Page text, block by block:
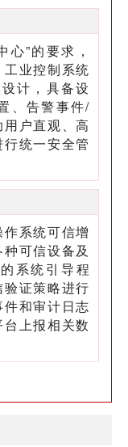
”的要求，
业控制系统
计，具备设
、告警事件/
户直观、高
统一安全管
系统可信增
可信设备及
系统引导程
证策略进行
和审计日志
上报相关数